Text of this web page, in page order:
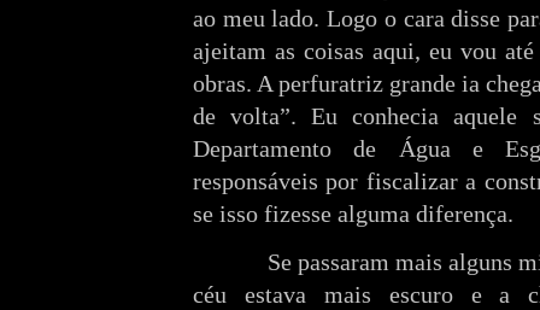
ao meu lado. Logo o cara disse
ajeitam as coisas aqui, eu vou
obras. A perfuratriz grande ia
de volta”. Eu conhecia aquele
Departamento de Água e
responsáveis por fiscalizar a
se isso fizesse alguma diferença.
Se passaram mais alguns
céu estava mais escuro e a